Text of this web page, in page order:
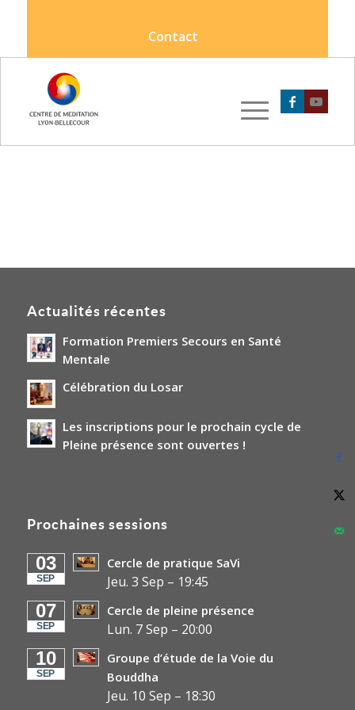
Contact
Actualités récentes
Formation Premiers Secours en Santé
Mentale
Célébration du Losar
Les inscriptions pour le prochain cycle de
Pleine présence sont ouvertes !
Prochaines sessions
03
SEP
Cercle de pratique SaVi
Jeu. 3 Sep – 19:45
07
SEP
Cercle de pleine présence
Lun. 7 Sep – 20:00
10
SEP
Groupe d’étude de la Voie du
Bouddha
Jeu. 10 Sep – 18:30